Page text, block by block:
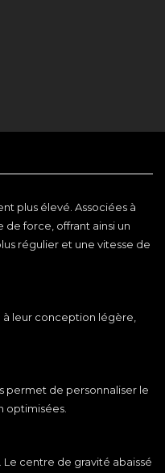
plus élevé. Associées à
force, offrant ainsi un
régulier et une vitesse de
leur conception légère,
permet de personnaliser le
optimisées.
centre de gravité abaissé